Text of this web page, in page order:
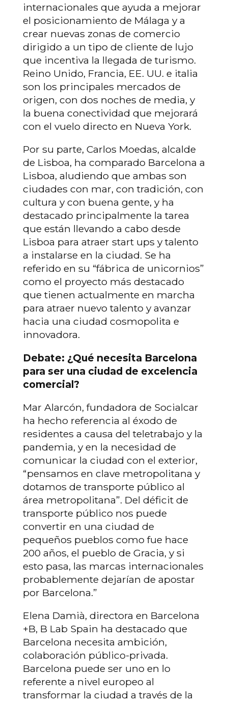
internacionales que ayuda a mejorar
el posicionamiento de Málaga y a
crear nuevas zonas de comercio
dirigido a un tipo de cliente de lujo
que incentiva la llegada de turismo.
Reino Unido, Francia, EE. UU. e italia
son los principales mercados de
origen, con dos noches de media, y
la buena conectividad que mejorará
con el vuelo directo en Nueva York.
Por su parte, Carlos Moedas, alcalde
de Lisboa, ha comparado Barcelona a
Lisboa, aludiendo que ambas son
ciudades con mar, con tradición, con
cultura y con buena gente, y ha
destacado principalmente la tarea
que están llevando a cabo desde
Lisboa para atraer start ups y talento
a instalarse en la ciudad. Se ha
referido en su “fábrica de unicornios”
como el proyecto más destacado
que tienen actualmente en marcha
para atraer nuevo talento y avanzar
hacia una ciudad cosmopolita e
innovadora.
Debate: ¿Qué necesita Barcelona
para ser una ciudad de excelencia
comercial?
Mar Alarcón, fundadora de Socialcar
ha hecho referencia al éxodo de
residentes a causa del teletrabajo y la
pandemia, y en la necesidad de
comunicar la ciudad con el exterior,
“pensamos en clave metropolitana y
dotamos de transporte público al
área metropolitana”. Del déficit de
transporte público nos puede
convertir en una ciudad de
pequeños pueblos como fue hace
200 años, el pueblo de Gracia, y si
esto pasa, las marcas internacionales
probablemente dejarían de apostar
por Barcelona.”
Elena Damià, directora en Barcelona
+B, B Lab Spain ha destacado que
Barcelona necesita ambición,
colaboración público-privada.
Barcelona puede ser uno en lo
referente a nivel europeo al
transformar la ciudad a través de la